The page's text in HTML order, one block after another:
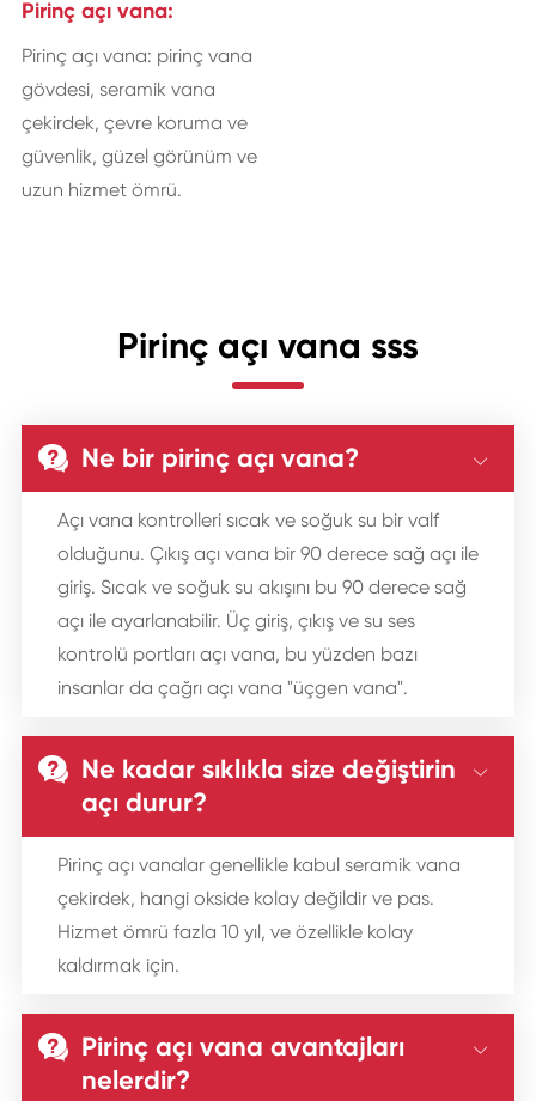
Pirinç açı vana:
Pirinç açı vana: pirinç vana
gövdesi, seramik vana
çekirdek, çevre koruma ve
güvenlik, güzel görünüm ve
uzun hizmet ömrü.
Pirinç açı vana sss
 Ne bir pirinç açı vana? 
Açı vana kontrolleri sıcak ve soğuk su bir valf
olduğunu. Çıkış açı vana bir 90 derece sağ açı ile
giriş. Sıcak ve soğuk su akışını bu 90 derece sağ
açı ile ayarlanabilir. Üç giriş, çıkış ve su ses
kontrolü portları açı vana, bu yüzden bazı
insanlar da çağrı açı vana "üçgen vana".
 Ne kadar sıklıkla size değiştirin
açı durur?

Pirinç açı vanalar genellikle kabul seramik vana
çekirdek, hangi okside kolay değildir ve pas.
Hizmet ömrü fazla 10 yıl, ve özellikle kolay
kaldırmak için.
 Pirinç açı vana avantajları
nelerdir?
